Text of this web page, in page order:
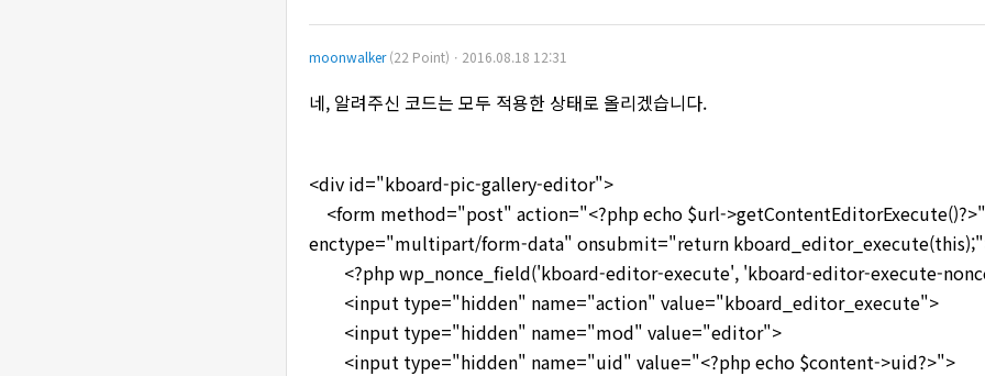
moonwalker (22 Point)ㆍ2016.08.18 12:31
네, 알려주신 코드는 모두 적용한 상태로 올리겠습니다.
<div id="kboard-pic-gallery-editor">
<form method="post" action="<?php echo $url->getContentEditorExecute()?>"
enctype="multipart/form-data" onsubmit="return
<?php wp_nonce_field('kboard-editor-execute', 'kboard-editor-execute-
<input type="hidden" name="action" value="kboard_editor_execute">
<input type="hidden" name="mod" value="editor">
<input type="hidden" name="uid" value="<?php echo $content->uid?>">